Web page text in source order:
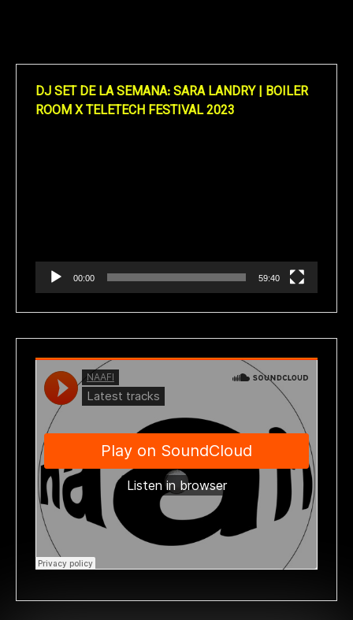
DJ SET DE LA SEMANA: SARA LANDRY | BOILER
ROOM X TELETECH FESTIVAL 2023
00:00 59:40